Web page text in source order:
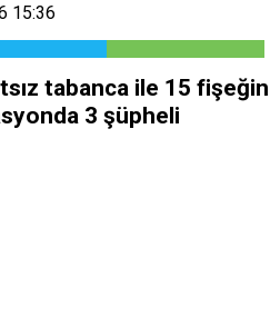
15:36
tabanca ile 15 fişeğin
3 şüpheli